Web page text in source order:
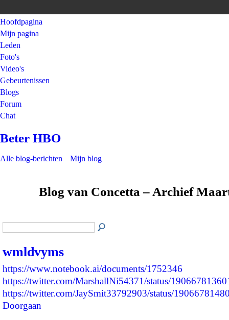
Hoofdpagina
Mijn pagina
Leden
Foto's
Video's
Gebeurtenissen
Blogs
Forum
Chat
Beter HBO
Alle blog-berichten Mijn blog
Blog van Concetta – Archief
wmldvyms
https://www.notebook.ai/documents/1752346
https://twitter.com/MarshallNi54371/status/
https://twitter.com/JaySmit33792903/status/
Doorgaan